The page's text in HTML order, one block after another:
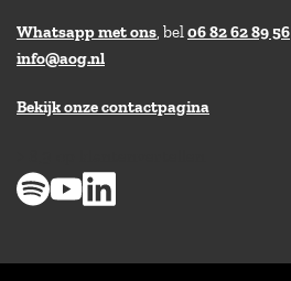
Whatsapp met ons, bel06 82 62 89 56
info@aog.nl
Bekijk onze contactpagina